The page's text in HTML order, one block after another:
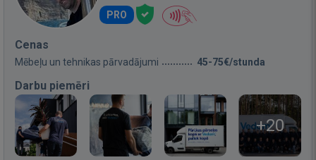
PRO
Cenas
Mēbeļu un tehnikas pārvadājumi 45-75€/stunda
Darbu piemēri
+20